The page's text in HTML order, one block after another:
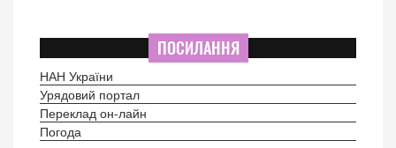
ПОСИЛАННЯ
НАН України
Урядовий портал
Переклад он-лайн
Погода